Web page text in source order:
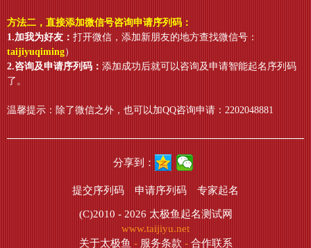
方法二，直接添加微信号咨询申请序列码：
1.加我为好友： 打开微信，添加新朋友的地方查找微信号：
taijiyuqiming）
2.咨询及申请序列码： 添加成功后就可以咨询及申请智能起名序列码
了。
温馨提示：除了微信之外，也可以加QQ咨询申请：2202048881
分享到：
提交序列码 申请序列码 专家起名
(C)2010 - 2026 太极鱼起名测试网
www.taijiyu.net
关于太极鱼 - 服务条款 - 合作联系